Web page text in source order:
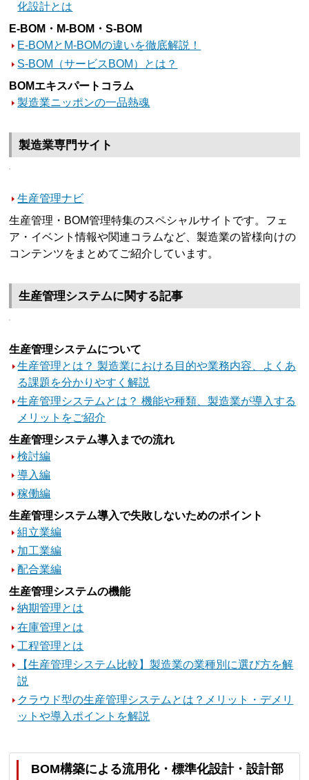
化設計とは
E-BOM・M-BOM・S-BOM
E-BOMとM-BOMの違いを徹底解説！
S-BOM（サービスBOM）とは？
BOMエキスパートコラム
製造業ニッポンの一品熱魂
製造業専門サイト
生産管理ナビ
生産管理・BOM管理特集のスペシャルサイトです。フェ
ア・イベント情報や関連コラムなど、製造業の皆様向けの
コンテンツをまとめてご紹介しています。
生産管理システムに関する記事
生産管理システムについて
生産管理とは？ 製造業における目的や業務内容、よくあ
る課題を分かりやすく解説
生産管理システムとは？ 機能や種類、製造業が導入する
メリットをご紹介
生産管理システム導入までの流れ
検討編
導入編
稼働編
生産管理システム導入で失敗しないためのポイント
組立業編
加工業編
配合業編
生産管理システムの機能
納期管理とは
在庫管理とは
工程管理とは
【生産管理システム比較】製造業の業種別に選び方を解
説
クラウド型の生産管理システムとは？メリット・デメリ
ットや導入ポイントを解説
BOM構築による流用化・標準化設計・設計部